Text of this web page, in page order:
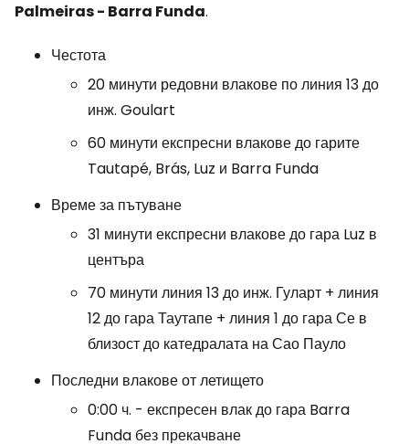
Palmeiras - Barra Funda.
Честота
20 минути редовни влакове по линия 13 до
инж. Goulart
60 минути експресни влакове до гарите
Tautapé, Brás, Luz и Barra Funda
Време за пътуване
31 минути експресни влакове до гара Luz в
центъра
70 минути линия 13 до инж. Гуларт + линия
12 до гара Таутапе + линия 1 до гара Се в
близост до катедралата на Сао Пауло
Последни влакове от летището
0:00 ч. - експресен влак до гара Barra
Funda без прекачване